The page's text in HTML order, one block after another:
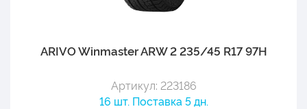
ARIVO Winmaster ARW 2 235/45 R17 97H
Артикул: 223186
16 шт. Поставка 5 дн.